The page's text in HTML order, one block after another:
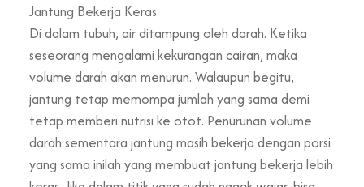
Jantung Bekerja Keras
Di dalam tubuh, air ditampung oleh darah. Ketika
seseorang mengalami kekurangan cairan, maka
volume darah akan menurun. Walaupun begitu,
jantung tetap memompa jumlah yang sama demi
tetap memberi nutrisi ke otot. Penurunan volume
darah sementara jantung masih bekerja dengan porsi
yang sama inilah yang membuat jantung bekerja lebih